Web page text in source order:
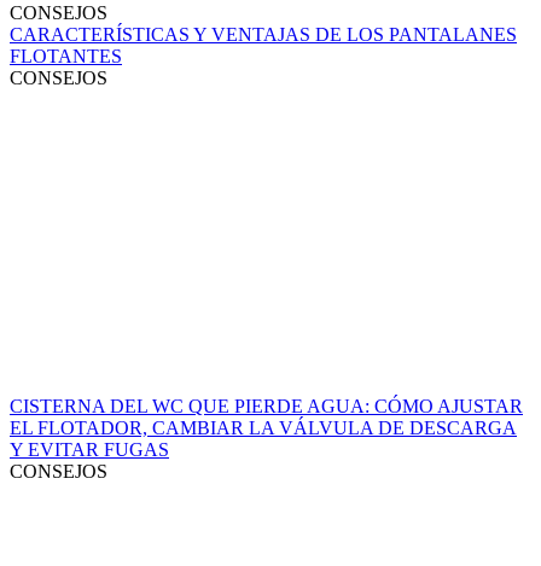
CONSEJOS
CARACTERÍSTICAS Y VENTAJAS DE LOS PANTALANES
FLOTANTES
CONSEJOS
CISTERNA DEL WC QUE PIERDE AGUA: CÓMO AJUSTAR
EL FLOTADOR, CAMBIAR LA VÁLVULA DE DESCARGA
Y EVITAR FUGAS
CONSEJOS